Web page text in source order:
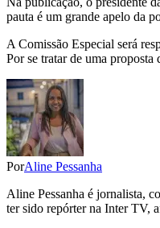
pauta é um grande apelo da
A Comissão Especial será
Por se tratar de uma
PorAline Pessanha
Aline Pessanha é jornalista,
ter sido repórter na Inter TV,